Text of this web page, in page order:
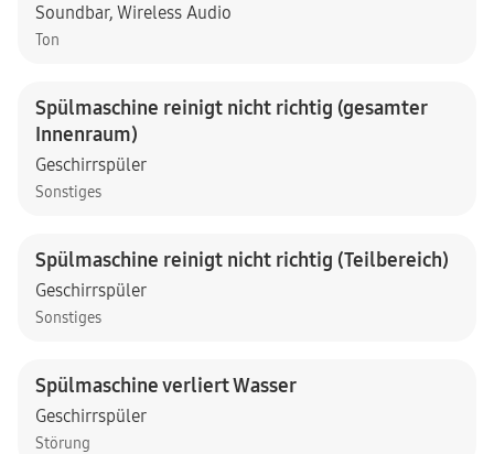
Soundbar, Wireless Audio
Ton
Spülmaschine reinigt nicht richtig (gesamter
Innenraum)
Geschirrspüler
Sonstiges
Spülmaschine reinigt nicht richtig (Teilbereich)
Geschirrspüler
Sonstiges
Spülmaschine verliert Wasser
Geschirrspüler
Störung